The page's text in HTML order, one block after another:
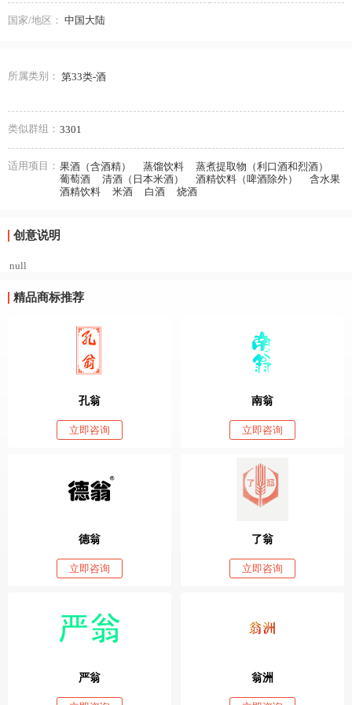
国家/地区： 中国大陆
所属类别： 第33类-酒
类似群组： 3301
适用项目： 果酒（含酒精） 蒸馏饮料
蒸煮提取物（利口酒和烈酒）
葡萄酒
清酒（日本米酒） 酒精饮料（啤酒除外）
含水果
酒精饮料
米酒 白酒 烧酒
创意说明
null
精品商标推荐
孔翁
立即咨询
南翁
立即咨询
德翁
立即咨询
了翁
立即咨询
严翁 翁洲